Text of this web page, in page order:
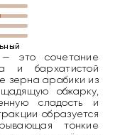
это сочетание
и бархатистой
зерна арабики из
обжарку,
сладость и
образуется
тонкие